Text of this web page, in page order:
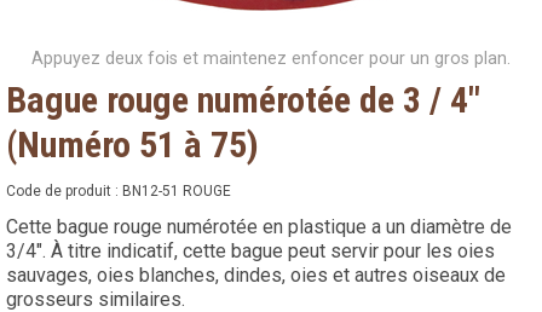
Appuyez deux fois et maintenez enfoncer pour un gros plan.
Bague rouge numérotée de 3 / 4"
(Numéro 51 à 75)
Code de produit : BN12-51 ROUGE
Cette bague rouge numérotée en plastique a un diamètre de
3/4". À titre indicatif, cette bague peut servir pour les oies
sauvages, oies blanches, dindes, oies et autres oiseaux de
grosseurs similaires.